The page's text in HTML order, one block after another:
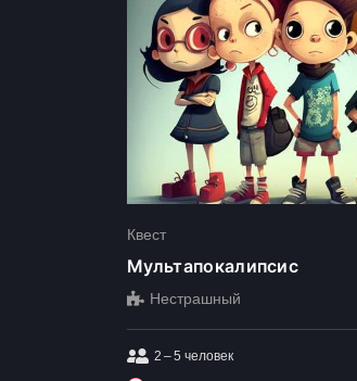
Квест
Мультапокалипсис
Нестрашный
2 – 5 человек